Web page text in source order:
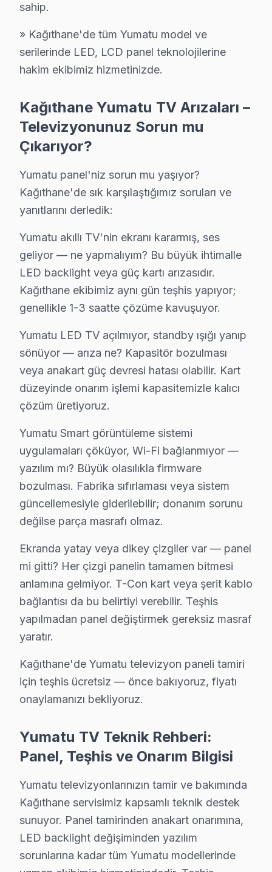
Gürsel'de Yumatu TV Servisi
Gürsel mahallesinde, özellikle 1990'ların yapıları
Hamidiye'de Yumatu TV Servisi
Harmantepe'de Yumatu TV Servisi
Harmantepe mahallesi, genellikle 2000'li yıllardan
Hürriyet mahallesi, 1990'lar ve 2000'lerin başındaki
Huzur'da Yumatu TV Servisi
Huzur mahallesi, genellikle 1980'lerde inşa edilmiş
Nurtepe'de Yumatu TV Servisi
Nurtepe mahallesi, genellikle 2000'lerin başında
Ortabayır'da Yumatu TV Servisi
Ortabayır mahallesi, 1990'ların sonu ve 2000'lerin
Sanayi'de Yumatu TV Servisi
Sanayi mahallesi, endüstriyel yapılarla dolu bir bölge
Seyrantepe'de Yumatu TV Servisi
Seyrantepe, Kağıthane'nin hızla gelişen
Şirintepe'de Yumatu TV Servisi
Şirintepe, geniş konut projeleri ve çeşitli sosyal
Talatpaşa'da Yumatu TV Servisi
Telsizler'de Yumatu TV Servisi
Telsizler, Kağıthane'nin hareketli semtlerinden biri
Yahya Kemal'de Yumatu TV Servisi
Yahya Kemal Mahallesi, ailelerin sıklıkla tercih ettiği
Yeşilce'de Yumatu TV Servisi
Yeşilce, Kağıthane'nin huzurlu ve doğal dokusuyla
Yumatu TV tamir fiyatları Kağıthane bölgesinde 2025
Panel/Ekran Değişimi:
43-55" ekran: ₺4,000
65" ve üstü: ₺6,500
Model serisine göre ₺1,000 ile ₺2,500
sahip.
» Kağıthane'de tüm Yumatu model ve
serilerinde LED, LCD panel teknolojilerine
hakim ekibimiz hizmetinizde.
Kağıthane Yumatu TV Arızaları –
Televizyonunuz Sorun mu
Çıkarıyor?
Yumatu panel'niz sorun mu yaşıyor?
Kağıthane'de sık karşılaştığımız soruları ve
yanıtlarını derledik:
Yumatu akıllı TV'nin ekranı kararmış, ses
geliyor — ne yapmalıyım? Bu büyük ihtimalle
LED backlight veya güç kartı arızasıdır.
Kağıthane ekibimiz aynı gün teşhis yapıyor;
genellikle 1-3 saatte çözüme kavuşuyor.
Yumatu LED TV açılmıyor, standby ışığı yanıp
sönüyor — arıza ne? Kapasitör bozulması
veya anakart güç devresi hatası olabilir. Kart
düzeyinde onarım işlemi kapasitemizle kalıcı
çözüm üretiyoruz.
Yumatu Smart görüntüleme sistemi
uygulamaları çöküyor, Wi-Fi bağlanmıyor —
yazılım mı? Büyük olasılıkla firmware
bozulması. Fabrika sıfırlaması veya sistem
güncellemesiyle giderilebilir; donanım sorunu
değilse parça masrafı olmaz.
Ekranda yatay veya dikey çizgiler var — panel
mi gitti? Her çizgi panelin tamamen bitmesi
anlamına gelmiyor. T-Con kart veya şerit kablo
bağlantısı da bu belirtiyi verebilir. Teşhis
yapılmadan panel değiştirmek gereksiz masraf
yaratır.
Kağıthane'de Yumatu televizyon paneli tamiri
için teşhis ücretsiz — önce bakıyoruz, fiyatı
onaylamanızı bekliyoruz.
Yumatu TV Teknik Rehberi:
Panel, Teşhis ve Onarım Bilgisi
Yumatu televizyonlarınızın tamir ve bakımında
Kağıthane servisimiz kapsamlı teknik destek
sunuyor. Panel tamirinden anakart onarımına,
LED backlight değişiminden yazılım
sorunlarına kadar tüm Yumatu modellerinde